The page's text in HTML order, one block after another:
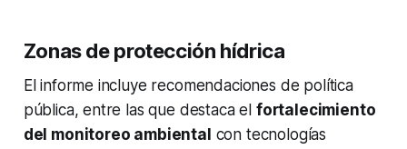
Zonas de protección hídrica
El informe incluye recomendaciones de política
pública, entre las que destaca el fortalecimiento
del monitoreo ambiental con tecnologías